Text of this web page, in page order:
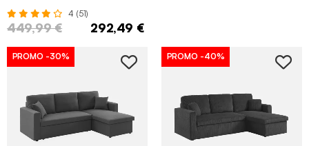
4 (51)
449,99 € 292,49 €
PROMO -30% PROMO -40%